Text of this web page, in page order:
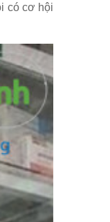
có cơ hội